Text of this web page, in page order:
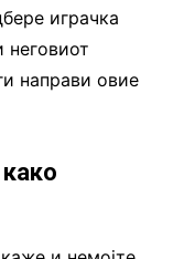
играчка
неговиот
направи овие